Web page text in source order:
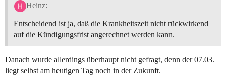
Heinz:
Entscheidend ist ja, daß die Krankheitszeit nicht rückwirkend
auf die Kündigungsfrist angerechnet werden kann.
Danach wurde allerdings überhaupt nicht gefragt, denn der 07.03.
liegt selbst am heutigen Tag noch in der Zukunft.